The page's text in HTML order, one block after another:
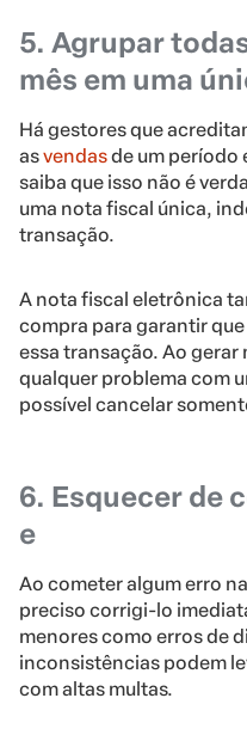
5. Agrupar
mês em uma
Há gestores que
asvendasde um período
saiba que isso não é
uma nota fiscal única,
transação.
A nota fiscal eletrônica
compra para garantir
essa transação. Ao gerar
qualquer problema com
possível cancelar
6. Esquecer de
e
Ao cometer algum erro
preciso corrigi-lo
menores como erros de
inconsistências podem
com altas multas.